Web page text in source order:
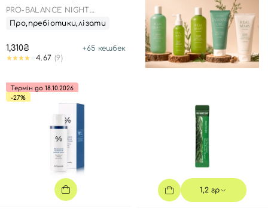
PRO-BALANCE NIGHT
ENZYME WASH
Про,пребіотики,лізати
1,310₴ +65 кешбек
4.67 (9)
Термін до 18.10.2026
-27%
1,2 гр